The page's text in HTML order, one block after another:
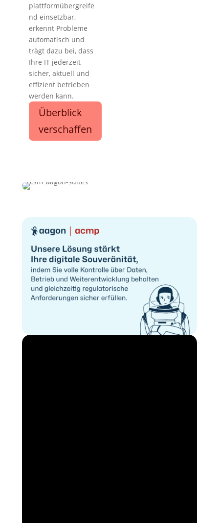
plattformübergreife
nd einsetzbar,
erkennt Probleme
automatisch und
trägt dazu bei, dass
Ihre IT jederzeit
sicher, aktuell und
effizient betrieben
werden kann.
Überblick
verschaffen